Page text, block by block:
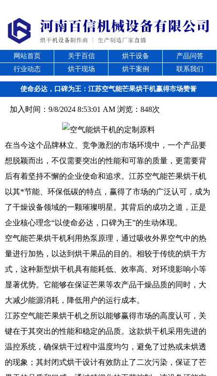
网站首页 关于百信 烘干设备
产品问答
行业动态
烘干现场 烘干案例 联系我们
使命必达，口碑为王：江苏空气能芒果烘干机赢得市场赞誉
加入时间：9/8/2024 8:53:01 AM 浏览：848次
在当今这个品牌林立、竞争激烈的市场环境中，一个产品要
想脱颖而出，不仅需要突出的性能和可靠的质量，更需要背
后有着坚持不懈的企业使命和追求。江苏空气能芒果烘干机
以其*节能、环保低碳的特点，赢得了市场的广泛认可，成为
了干燥设备领域的一颗璀璨明星。其背后的成功之道，正是
企业核心理念“以使命必达，口碑为王”的生动体现。
空气能芒果烘干机利用热泵原理，通过吸收外界空气中的热
量进行加热，以达到烘干果品的目的。相较于传统的烘干方
式，这种新型烘干机具有能耗低、效率高、对环境影响小等
显著优势。它能够在保证芒果等农产品干燥品质的同时，大
大减少能源消耗，降低用户的运行成本。
江苏空气能芒果烘干机之所以能够赢得市场的高度认可，关
键在于其突出的性能和稳定的品质。这款烘干机采用先进的
温控系统，确保烘干过程中温度均匀，避免了过热或未烘透
的现象；其封闭式烘干设计有效防止了二次污染，保证了芒